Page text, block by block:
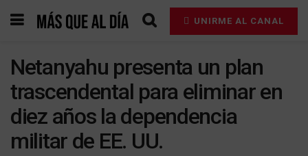
UNIRME AL CANAL
Netanyahu presenta un plan
trascendental para eliminar en
diez años la dependencia
militar de EE. UU.